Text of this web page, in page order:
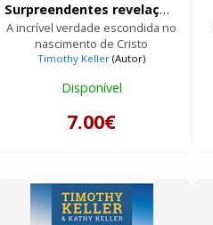
Surpreendentes revelações sobre o Natal
A incrível verdade escondida no
nascimento de Cristo
Timothy Keller (Autor)
Disponível
7.00€